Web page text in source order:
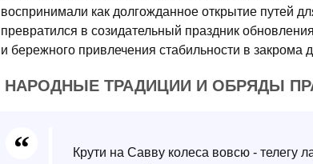
воспринимали как долгожданное открытие путей
превратился в созидательный праздник
и бережного привлечения стабильности в закрома
НАРОДНЫЕ ТРАДИЦИИ И ОБРЯДЫ
Крути на Савву колеса вовсю - телегу